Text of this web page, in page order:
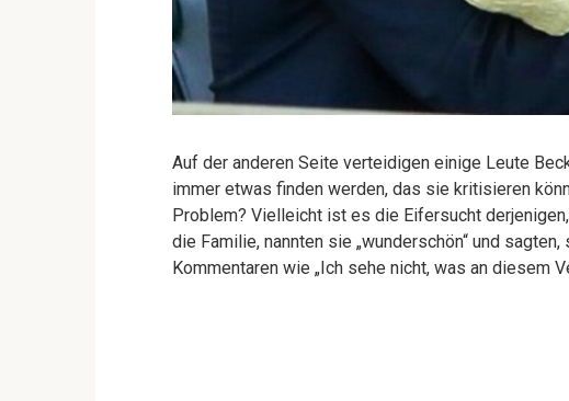
Auf der anderen Seite verteidigen einige Leute
immer etwas finden werden, das sie kritisieren
Problem? Vielleicht ist es die Eifersucht
die Familie, nannten sie „wunderschön“ und
Kommentaren wie „Ich sehe nicht, was an diesem